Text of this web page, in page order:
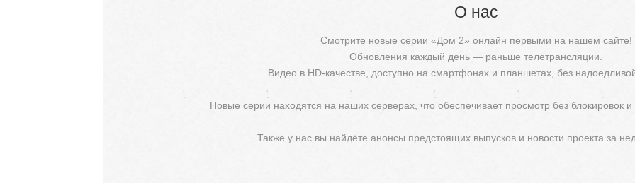
О нас
Смотрите новые серии «Дом 2» онлайн первыми на нашем сайте!
Обновления каждый день — раньше телетрансляции.
Видео в HD-качестве, доступно на смартфонах и планшетах, без
Новые серии находятся на наших серверах, что обеспечивает просмотр без блокировок
Также у нас вы найдёте анонсы предстоящих выпусков и новости проекта за